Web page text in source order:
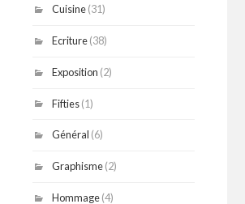
Cuisine(31)
Ecriture(38)
Exposition (2)
Fifties(1)
Général (6)
Graphisme(2)
Hommage(4)